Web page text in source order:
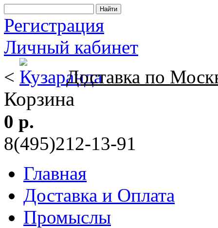
Регистрация
Личный кабинет
<
Доставка по
Корзина
0 р.
8(495)212-13-91
Главная
Доставка и Оплата
Промыслы